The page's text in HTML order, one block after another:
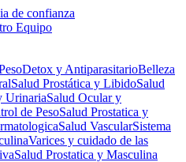
de confianza
Equipo
Detox y AntiparasitarioBelleza
Salud Prostática y LibidoSalud
UrinariaSalud Ocular y
de PesoSalud Prostatica y
Salud VascularSistema
Varices y cuidado de las
Salud Prostatica y Masculina